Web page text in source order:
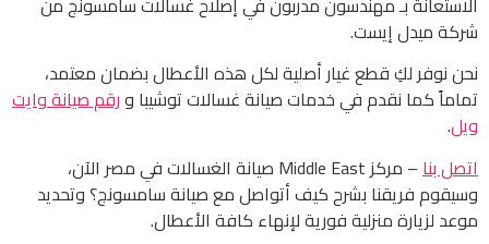
شركة ميدل إيست.
نحن نوفر لكِ قطع غيار أصلية لكل هذه الأعطال بضمان معتمد،
تماماً كما نقدم في خدمات صيانة غسالات توشيبا ورقم صيانة وايت
ويل.
اتصل بنا
– مركز Middle East صيانة الغسالات في مصر الآن،
وسيقوم فريقنا بشرح كيف أتواصل مع صيانة سامسونج؟ وتحديد
موعد لزيارة منزلية فورية لإنهاء كافة الأعطال.